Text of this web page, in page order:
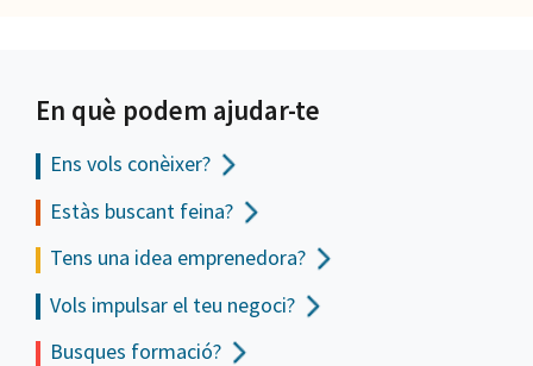
En què podem ajudar-te
Ens vols conèixer?
Estàs buscant feina?
Tens una idea emprenedora?
Vols impulsar el teu negoci?
Busques formació?